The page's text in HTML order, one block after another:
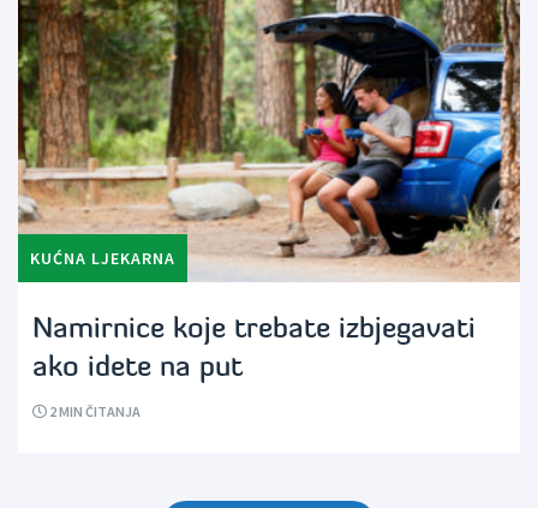
KUĆNA LJEKARNA
Namirnice koje trebate izbjegavati
ako idete na put
2MIN ČITANJA